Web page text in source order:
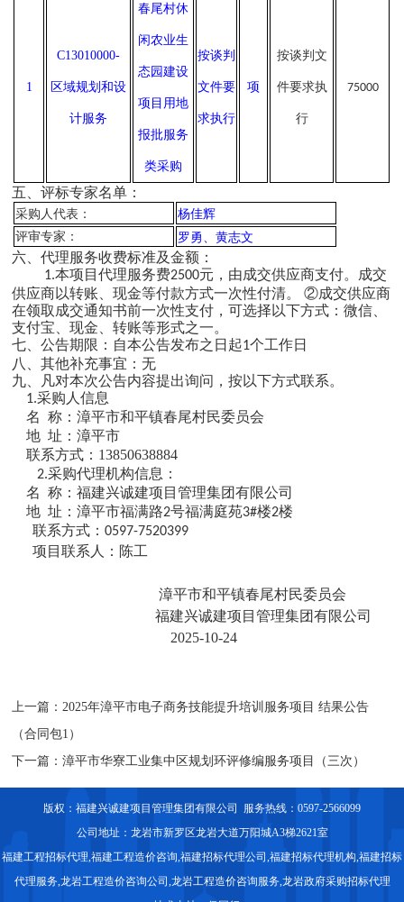
1
C13010000-
区域规划和设
计服务
春尾村休
闲农业生
态园建设
项目用地
报批服务
类采购
按谈判
文件要
求执行
项
按谈判 文
件要求执
行
75000
五、评标专家名单：
采购人代表：
杨佳辉
评审专家：
罗勇、黄志文
六、代理服务收费标准及金额：
1.本项目代理服务费2500元，由成交供应商支付。成交
供应商以转账、现金等付款方式一次性付清。 ②成交供应商
在领取成交通知书前一次性支付，可选择以下方式：微信、
支付宝、现金、转账等形式之一。
七、公告期限：自本公告发布之日起1个工作日
八、其他补充事宜：无
九、凡对本次公告内容提出询问，按以下方式联系。
1.采购人信息
名
称：漳平市和平镇春尾村民委员会
地 址：漳平市
联系方式： 13850638884
2.采购代理机构信息：
名
称：福建兴诚建项目管理集团有限公司
地 址：漳平市福满路2号福满庭苑3#楼2楼
联系方式：0597-7520399
项目联系人：陈工
漳平市和平镇春尾村民委员会
福建兴诚建项目管理集团有限公司
2025-10-24
上一篇：2025年漳平市电子商务技能提升培训服务项目 结果公告
（合同包1）
下一篇：漳平市华寮工业集中区规划环评修编服务项目（三次）
版权：福建兴诚建项目管理集团有限公司 服务热线：0597-2566099
公司地址：龙岩市新罗区龙岩大道万阳城A3梯2621室
福建工程招标代理,福建工程造价咨询,福建招标代理公司,福建招标代理机构,福建招标
代理服务,龙岩工程造价咨询公司,龙岩工程造价咨询服务,龙岩政府采购招标代理